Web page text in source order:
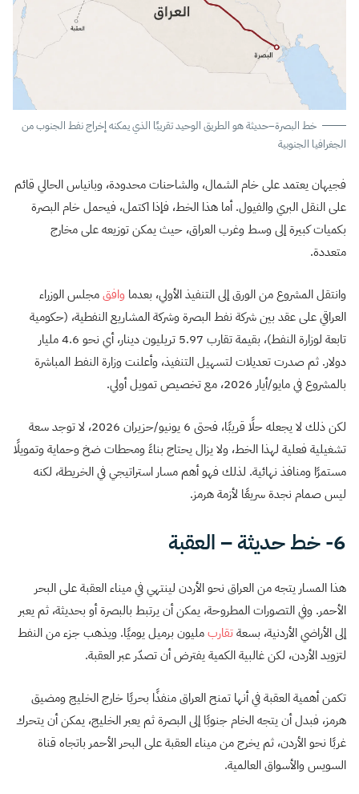
خط البصرة–حديثة هو الطريق الوحيد تقريبًا الذي يمكنه إخراج نفط الجنوب من
الجغرافيا الجنوبية
فجيهان يعتمد على خام الشمال، والشاحنات محدودة، وبانياس الحالي قائم
على النقل البري والفيول. أما هذا الخط، فإذا اكتمل، فيحمل خام البصرة
بكميات كبيرة إلى وسط وغرب العراق، حيث يمكن توزيعه على مخارج
متعددة.
وانتقل المشروع من الورق إلى التنفيذ الأولي، بعدما وافقمجلس الوزراء
العراقي على عقد بين شركة نفط البصرة وشركة المشاريع النفطية، (حكومية
تابعة لوزارة النفط)، بقيمة تقارب 5.97 تريليون دينار، أي نحو 4.6 مليار
دولار. ثم صدرت تعديلات لتسهيل التنفيذ، وأعلنت وزارة النفط المباشرة
بالمشروع في مايو/أيار 2026، مع تخصيص تمويل أولي.
لكن ذلك لا يجعله حلًا قريبًا، فحتى 6 يونيو/حزيران 2026، لا توجد سعة
تشغيلية فعلية لهذا الخط، ولا يزال يحتاج بناءً ومحطات ضخ وحماية وتمويلًا
مستمرًا ومنافذ نهائية. لذلك فهو أهم مسار استراتيجي في الخريطة، لكنه
ليس صمام نجدة سريعًا لأزمة هرمز.
6- خط حديثة – العقبة
هذا المسار يتجه من العراق نحو الأردن لينتهي في ميناء العقبة على البحر
الأحمر. وفي التصورات المطروحة، يمكن أن يرتبط بالبصرة أو بحديثة، ثم يعبر
إلى الأراضي الأردنية، بسعةتقاربمليون برميل يوميًا. ويذهب جزء من النفط
لتزويد الأردن، لكن غالبية الكمية يفترض أن تصدّر عبر العقبة.
تكمن أهمية العقبة في أنها تمنح العراق منفذًا بحريًا خارج الخليج ومضيق
هرمز، فبدل أن يتجه الخام جنوبًا إلى البصرة ثم يعبر الخليج، يمكن أن يتحرك
غربًا نحو الأردن، ثم يخرج من ميناء العقبة على البحر الأحمر باتجاه قناة
السويس والأسواق العالمية.